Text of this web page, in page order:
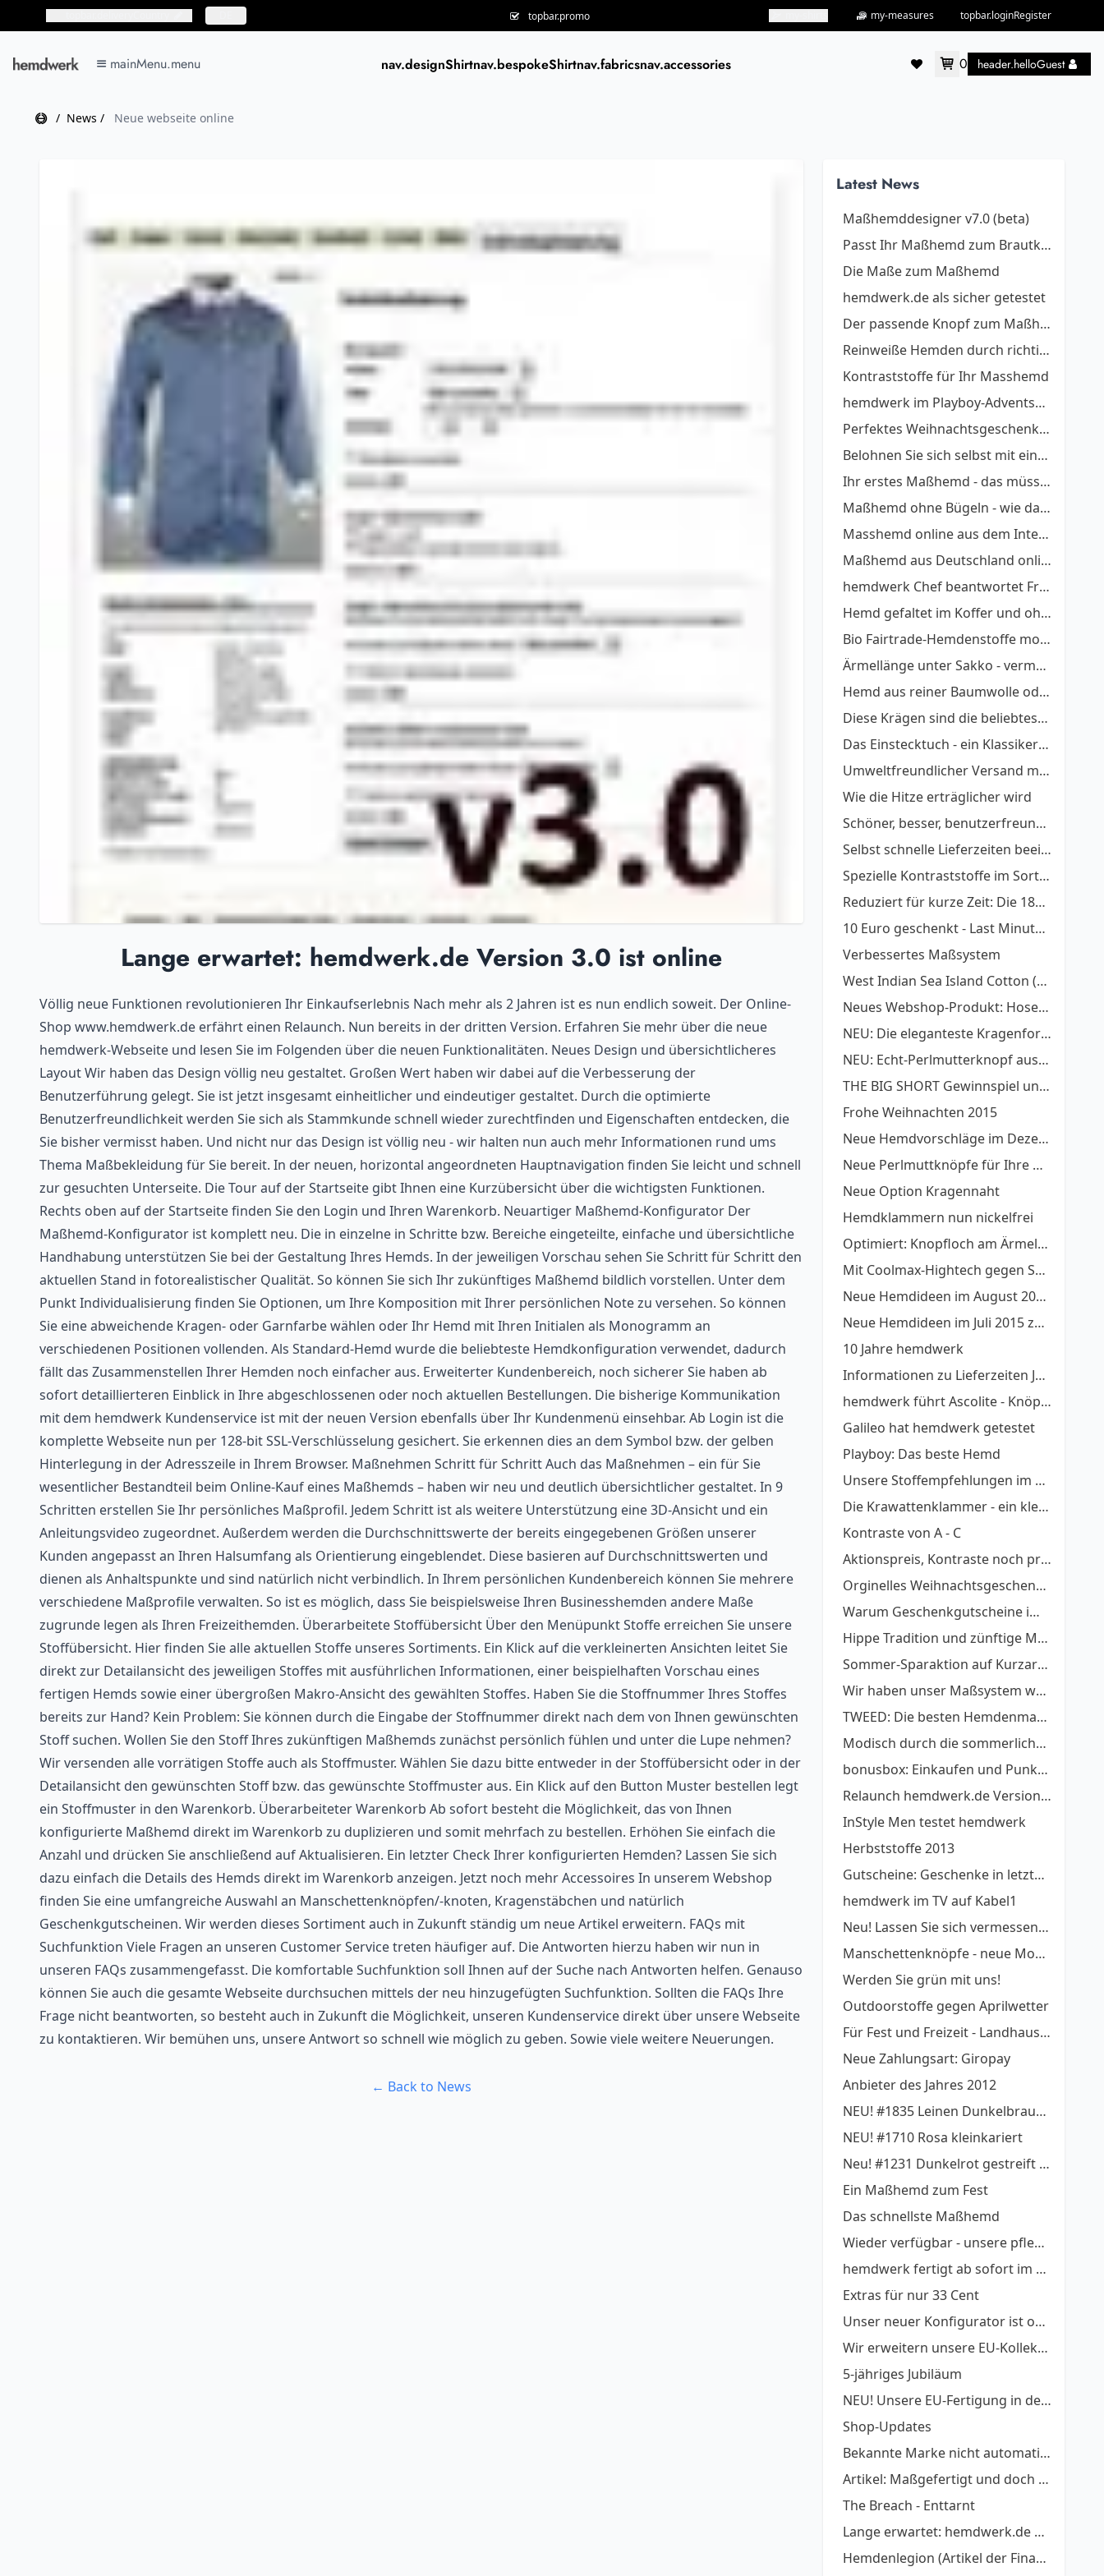
topbar.promo my-measures topbar.loginRegister
mainMenu.menu
mainMenu.menu nav.designShirtnav.bespokeShirtnav.fabricsnav.accessories accountMenu.wishlist
0 header.helloGuest
Home
/ News / Neue webseite online
Lange erwartet: hemdwerk.de Version 3.0 ist online
Völlig neue Funktionen revolutionieren Ihr Einkaufserlebnis Nach mehr als 2 Jahren ist es nun endlich soweit. Der Online-
Shop www.hemdwerk.de erfährt einen Relaunch. Nun bereits in der dritten Version. Erfahren Sie mehr über die neue
hemdwerk-Webseite und lesen Sie im Folgenden über die neuen Funktionalitäten. Neues Design und übersichtlicheres
Layout Wir haben das Design völlig neu gestaltet. Großen Wert haben wir dabei auf die Verbesserung der
Benutzerführung gelegt. Sie ist jetzt insgesamt einheitlicher und eindeutiger gestaltet. Durch die optimierte
Benutzerfreundlichkeit werden Sie sich als Stammkunde schnell wieder zurechtfinden und Eigenschaften entdecken, die
Sie bisher vermisst haben. Und nicht nur das Design ist völlig neu - wir halten nun auch mehr Informationen rund ums
Thema Maßbekleidung für Sie bereit. In der neuen, horizontal angeordneten Hauptnavigation finden Sie leicht und schnell
zur gesuchten Unterseite. Die Tour auf der Startseite gibt Ihnen eine Kurzübersicht über die wichtigsten Funktionen.
Rechts oben auf der Startseite finden Sie den Login und Ihren Warenkorb. Neuartiger Maßhemd-Konfigurator Der
Maßhemd-Konfigurator ist komplett neu. Die in einzelne in Schritte bzw. Bereiche eingeteilte, einfache und übersichtliche
Handhabung unterstützen Sie bei der Gestaltung Ihres Hemds. In der jeweiligen Vorschau sehen Sie Schritt für Schritt den
aktuellen Stand in fotorealistischer Qualität. So können Sie sich Ihr zukünftiges Maßhemd bildlich vorstellen. Unter dem
Punkt Individualisierung finden Sie Optionen, um Ihre Komposition mit Ihrer persönlichen Note zu versehen. So können
Sie eine abweichende Kragen- oder Garnfarbe wählen oder Ihr Hemd mit Ihren Initialen als Monogramm an
verschiedenen Positionen vollenden. Als Standard-Hemd wurde die beliebteste Hemdkonfiguration verwendet, dadurch
fällt das Zusammenstellen Ihrer Hemden noch einfacher aus. Erweiterter Kundenbereich, noch sicherer Sie haben ab
sofort detaillierteren Einblick in Ihre abgeschlossenen oder noch aktuellen Bestellungen. Die bisherige Kommunikation
mit dem hemdwerk Kundenservice ist mit der neuen Version ebenfalls über Ihr Kundenmenü einsehbar. Ab Login ist die
komplette Webseite nun per 128-bit SSL-Verschlüsselung gesichert. Sie erkennen dies an dem Symbol bzw. der gelben
Hinterlegung in der Adresszeile in Ihrem Browser. Maßnehmen Schritt für Schritt Auch das Maßnehmen – ein für Sie
wesentlicher Bestandteil beim Online-Kauf eines Maßhemds – haben wir neu und deutlich übersichtlicher gestaltet. In 9
Schritten erstellen Sie Ihr persönliches Maßprofil. Jedem Schritt ist als weitere Unterstützung eine 3D-Ansicht und ein
Anleitungsvideo zugeordnet. Außerdem werden die Durchschnittswerte der bereits eingegebenen Größen unserer
Kunden angepasst an Ihren Halsumfang als Orientierung eingeblendet. Diese basieren auf Durchschnittswerten und
dienen als Anhaltspunkte und sind natürlich nicht verbindlich. In Ihrem persönlichen Kundenbereich können Sie mehrere
verschiedene Maßprofile verwalten. So ist es möglich, dass Sie beispielsweise Ihren Businesshemden andere Maße
zugrunde legen als Ihren Freizeithemden. Überarbeitete Stoffübersicht Über den Menüpunkt Stoffe erreichen Sie unsere
Stoffübersicht. Hier finden Sie alle aktuellen Stoffe unseres Sortiments. Ein Klick auf die verkleinerten Ansichten leitet Sie
direkt zur Detailansicht des jeweiligen Stoffes mit ausführlichen Informationen, einer beispielhaften Vorschau eines
fertigen Hemds sowie einer übergroßen Makro-Ansicht des gewählten Stoffes. Haben Sie die Stoffnummer Ihres Stoffes
bereits zur Hand? Kein Problem: Sie können durch die Eingabe der Stoffnummer direkt nach dem von Ihnen gewünschten
Stoff suchen. Wollen Sie den Stoff Ihres zukünftigen Maßhemds zunächst persönlich fühlen und unter die Lupe nehmen?
Wir versenden alle vorrätigen Stoffe auch als Stoffmuster. Wählen Sie dazu bitte entweder in der Stoffübersicht oder in der
Detailansicht den gewünschten Stoff bzw. das gewünschte Stoffmuster aus. Ein Klick auf den Button Muster bestellen legt
ein Stoffmuster in den Warenkorb. Überarbeiteter Warenkorb Ab sofort besteht die Möglichkeit, das von Ihnen
konfigurierte Maßhemd direkt im Warenkorb zu duplizieren und somit mehrfach zu bestellen. Erhöhen Sie einfach die
Anzahl und drücken Sie anschließend auf Aktualisieren. Ein letzter Check Ihrer konfigurierten Hemden? Lassen Sie sich
dazu einfach die Details des Hemds direkt im Warenkorb anzeigen. Jetzt noch mehr Accessoires In unserem Webshop
finden Sie eine umfangreiche Auswahl an Manschettenknöpfen/-knoten, Kragenstäbchen und natürlich
Geschenkgutscheinen. Wir werden dieses Sortiment auch in Zukunft ständig um neue Artikel erweitern. FAQs mit
Suchfunktion Viele Fragen an unseren Customer Service treten häufiger auf. Die Antworten hierzu haben wir nun in
unseren FAQs zusammengefasst. Die komfortable Suchfunktion soll Ihnen auf der Suche nach Antworten helfen. Genauso
können Sie auch die gesamte Webseite durchsuchen mittels der neu hinzugefügten Suchfunktion. Sollten die FAQs Ihre
Frage nicht beantworten, so besteht auch in Zukunft die Möglichkeit, unseren Kundenservice direkt über unsere Webseite
zu kontaktieren. Wir bemühen uns, unsere Antwort so schnell wie möglich zu geben. Sowie viele weitere Neuerungen.
← Back to News
Latest News
Maßhemddesigner v7.0 (beta)
Passt Ihr Maßhemd zum Brautkleid?
Die Maße zum Maßhemd
hemdwerk.de als sicher getestet
Der passende Knopf zum Maßhemd
Reinweiße Hemden durch richtiges Waschen
Kontraststoffe für Ihr Masshemd
hemdwerk im Playboy-Adventskalender
Perfektes Weihnachtsgeschenk: Maßhemd verschenken, so geht´s.
Belohnen Sie sich selbst mit einem Maßhemd
Ihr erstes Maßhemd - das müssen Sie beachten
Maßhemd ohne Bügeln - wie das möglich wird
Masshemd online aus dem Internet bestellen
Maßhemd aus Deutschland online kaufen
hemdwerk Chef beantwortet Fragen - ein Interview
Hemd gefaltet im Koffer und ohne bügeln anziehen - So geht´s
Bio Fairtrade-Hemdenstoffe modisch
Ärmellänge unter Sakko - vermeiden Sie diese Fehler
Hemd aus reiner Baumwolle oder Kunstfaser?
Diese Krägen sind die beliebtesten
Das Einstecktuch - ein Klassiker wieder voll im Trend
Umweltfreundlicher Versand mit DHL GoGreen
Wie die Hitze erträglicher wird
Schöner, besser, benutzerfreundlicher!
Selbst schnelle Lieferzeiten beeinflussen
Spezielle Kontraststoffe im Sortiment
Reduziert für kurze Zeit: Die 1800er- und 1900er- Stoffserien
10 Euro geschenkt - Last Minute Geschenke
Verbessertes Maßsystem
West Indian Sea Island Cotton (WISICA)
Neues Webshop-Produkt: Hosenträger zum Hemd
NEU: Die eleganteste Kragenform: Piccadilly-Kragen
NEU: Echt-Perlmutterknopf aus Naturmuschel
THE BIG SHORT Gewinnspiel und Style Guide
Frohe Weihnachten 2015
Neue Hemdvorschläge im Dezember
Neue Perlmuttknöpfe für Ihre Hemden auf Maß
Neue Option Kragennaht
Hemdklammern nun nickelfrei
Optimiert: Knopfloch am Ärmelschlitz nun quer
Mit Coolmax-Hightech gegen Sommerhitze
Neue Hemdideen im August 2015 als Anregung oder zum direkt Übernehmen
Neue Hemdideen im Juli 2015 zum Nachdesignen
10 Jahre hemdwerk
Informationen zu Lieferzeiten Juli-August 2015
hemdwerk führt Ascolite - Knöpfe auf Stiel ein
Galileo hat hemdwerk getestet
Playboy: Das beste Hemd
Unsere Stoffempfehlungen im Februar
Die Krawattenklammer - ein kleines schmuckes Helferlein
Kontraste von A - C
Aktionspreis, Kontraste noch preiswerter!
Orginelles Weihnachtsgeschenk - ein Maßhemd zum Fest
Warum Geschenkgutscheine immer eine gute Idee sind
Hippe Tradition und zünftige Moderne
Sommer-Sparaktion auf Kurzarmhemden!
Wir haben unser Maßsystem weiter optimiert
TWEED: Die besten Hemdenmacher
Modisch durch die sommerliche Bürohitze
bonusbox: Einkaufen und Punkte sammeln
Relaunch hemdwerk.de Version 6.0 ist online
InStyle Men testet hemdwerk
Herbststoffe 2013
Gutscheine: Geschenke in letzter Minute
hemdwerk im TV auf Kabel1
Neu! Lassen Sie sich vermessen - von UPcload!
Manschettenknöpfe - neue Modelle
Werden Sie grün mit uns!
Outdoorstoffe gegen Aprilwetter
Für Fest und Freizeit - Landhausstyle!
Neue Zahlungsart: Giropay
Anbieter des Jahres 2012
NEU! #1835 Leinen Dunkelbraun gestreift
NEU! #1710 Rosa kleinkariert
Neu! #1231 Dunkelrot gestreift bügelfrei
Ein Maßhemd zum Fest
Das schnellste Maßhemd
Wieder verfügbar - unsere pflegeleichten Twills
hemdwerk fertigt ab sofort im Nachbarland
Extras für nur 33 Cent
Unser neuer Konfigurator ist online
Wir erweitern unsere EU-Kollektion
5-jähriges Jubiläum
NEU! Unsere EU-Fertigung in der OPEN BETA!
Shop-Updates
Bekannte Marke nicht automatisch GUT
Artikel: Maßgefertigt und doch günstig
The Breach - Enttarnt
Lange erwartet: hemdwerk.de Version 3.0 ist online
Hemdenlegion (Artikel der Financial Times Deutschl